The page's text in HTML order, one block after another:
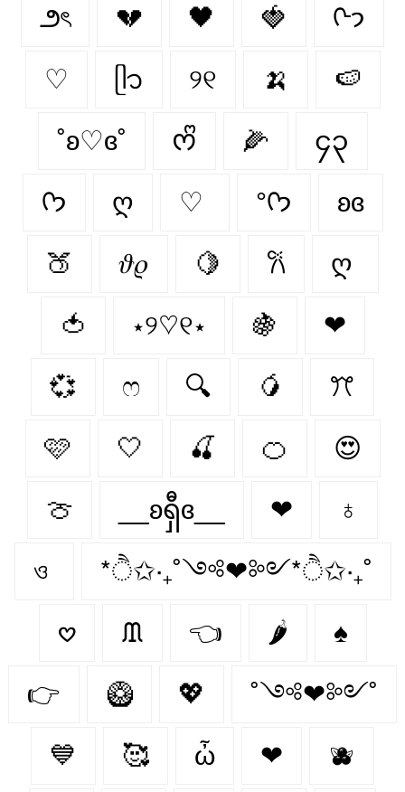
౨ৎ 💔 🖤 🍓 ᢉ𐭩
♡ ᥫ᭡ ୨୧ 🍌 🍉
˚ʚ♡ɞ˚ ᰔᩚ 🌽 ၄၃
ᡣ𐭩 ღ ♡ °ᡣ𐭩 ʚɞ
🍑 𝜗𝜚 🍋 𐙚 ღ
🍅 ⋆୨♡୧⋆ 🍇 ❤︎
💞 ෆ 🔍 🥭 ꔫ
🩷 🤍 🍒 🍊 😍
🍈 __ʚရှီɞ__ ❤ ♁
ও *ੈ✩‧₊˚༺❤︎༻*ੈ✩‧₊˚
𖹭 ᙢ 👈 🌶️ ♠
👉 🥝 💖 ˚༺❤︎༻˚
💙 🥰 ὦ ❤︎‬ 🫐